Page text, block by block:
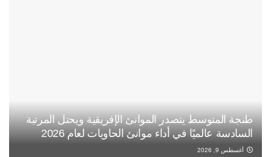
طنجة المتوسط يتصدر الموانئ الإفريقية ويحتل المرتبة
السادسة عالميًا في أداء موانئ الحاويات لعام 2026
أغسطس 9, 2026